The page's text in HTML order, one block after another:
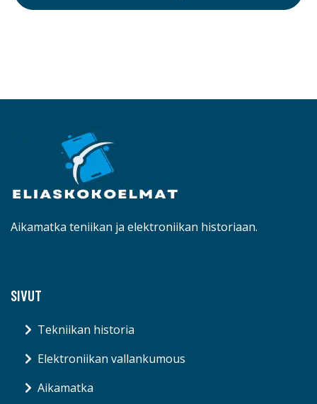
Aikamatka teniikan ja elektroniikan historiaan.
SIVUT
Tekniikan historia
Elektroniikan vallankumous
Aikamatka